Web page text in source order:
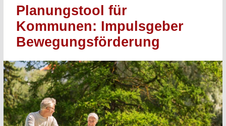
Planungstool für
Kommunen: Impulsgeber
Bewegungsförderung